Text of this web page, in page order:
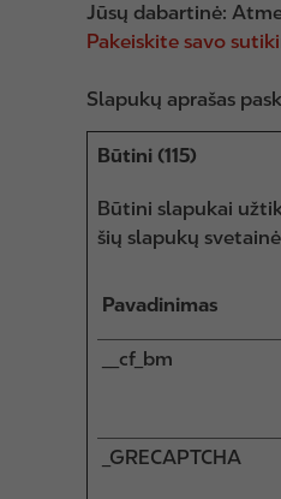
Jūsų dabartinė:
Pakeiskite savo
Slapukų aprašas
Būtini (115)
Būtini slapukai
šių slapukų
Pavadinimas
__cf_bm
_GRECAPTCHA